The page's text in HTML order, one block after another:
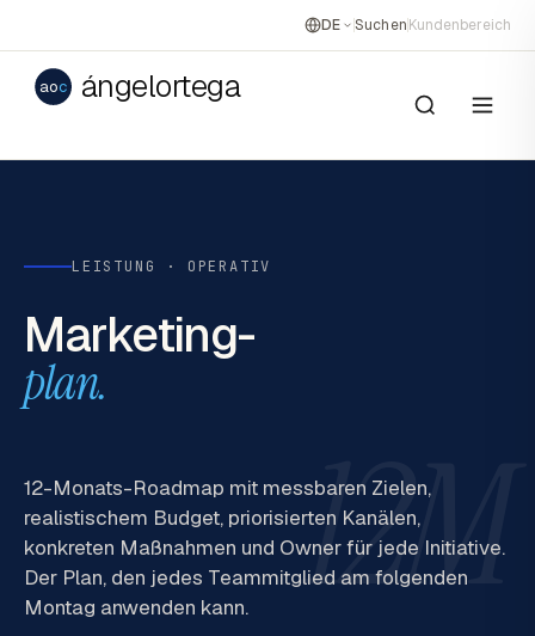
DE SuchenKundenbereich
aoc ángelortega
12M
LEISTUNG · OPERATIV
Marketing-
plan.
12-Monats-Roadmap mit messbaren Zielen,
realistischem Budget, priorisierten Kanälen,
konkreten Maßnahmen und Owner für jede Initiative.
Der Plan, den jedes Teammitglied am folgenden
Montag anwenden kann.